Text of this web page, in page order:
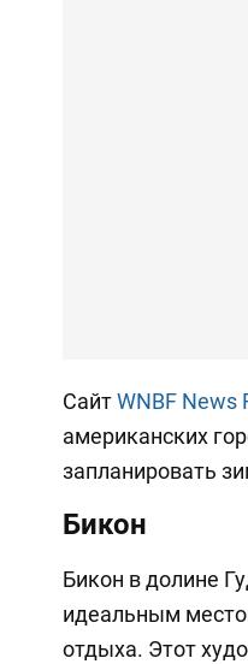
СайтWNBF News
американских
запланировать
Бикон
Бикон в долине
идеальным
отдыха. Этот